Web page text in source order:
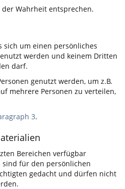
Wahrheit entsprechen.
sich um einen persönliches
werden und keinem Dritten
darf.
genutzt werden, um z.B.
mehrere Personen zu verteilen,
3.
Bereichen verfügbar
für den persönlichen
gedacht und dürfen nicht